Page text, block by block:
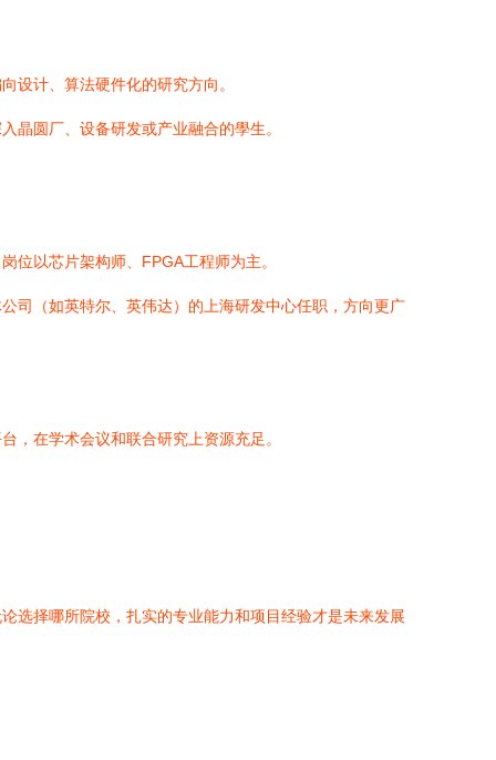
设计、算法硬件化的研究方向。
晶圆厂、设备研发或产业融合的學生。
位以芯片架构师、FPGA工程师为主。
司（如英特尔、英伟达）的上海研发中心任职，方向更广
，在学术会议和联合研究上资源充足。
选择哪所院校，扎实的专业能力和项目经验才是未来发展